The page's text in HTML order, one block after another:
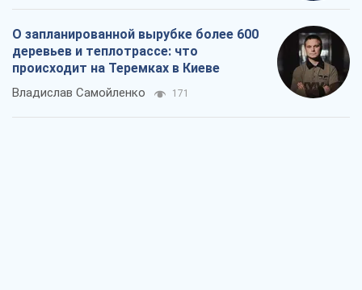
О запланированной вырубке более 600
деревьев и теплотрассе: что
происходит на Теремках в Киеве
Владислав Самойленко 171